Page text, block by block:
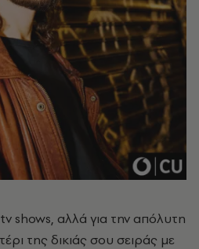
shows, αλλά για την απόλυτη
της δικιάς σου σειράς με